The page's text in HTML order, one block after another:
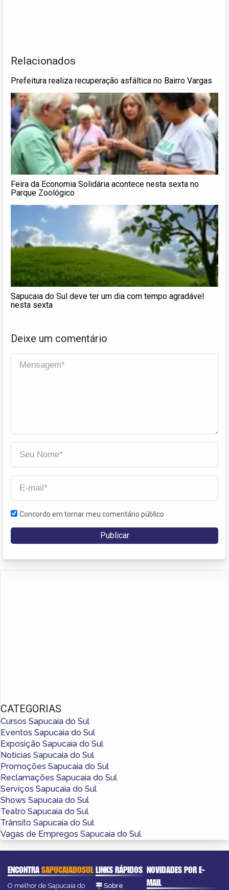
Relacionados
Prefeitura realiza recuperação asfáltica no Bairro Vargas
Feira da Economia Solidária acontece nesta sexta no
Parque Zoológico
Sapucaia do Sul deve ter um dia com tempo agradável
nesta sexta
Deixe um comentário
Concordo em tornar meu comentário público
CATEGORIAS
Cursos Sapucaia do Sul
Eventos Sapucaia do Sul
Exposição Sapucaia do Sul
Notícias Sapucaia do Sul
Promoções Sapucaia do Sul
Reclamações Sapucaia do Sul
Serviços Sapucaia do Sul
Shows Sapucaia do Sul
Teatro Sapucaia do Sul
Trânsito Sapucaia do Sul
Vagas de Empregos Sapucaia do Sul
ENCONTRASAPUCAIADOSUL
O melhor de Sapucaia do
LINKS RÁPIDOS
Sobre
NOVIDADES POR E-
MAIL